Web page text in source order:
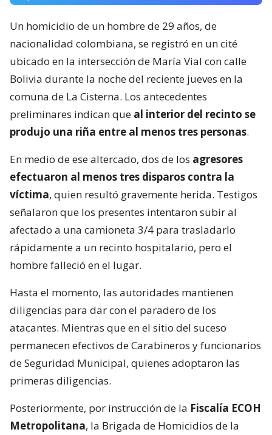
Un homicidio de un hombre de 29 años, de
nacionalidad colombiana, se registró en un cité
ubicado en la intersección de María Vial con calle
Bolivia durante la noche del reciente jueves en la
comuna de La Cisterna. Los antecedentes
preliminares indican que al interior del recinto se
produjo una riña entre al menos tres personas.
En medio de ese altercado, dos de los agresores
efectuaron al menos tres disparos contra la
víctima, quien resultó gravemente herida. Testigos
señalaron que los presentes intentaron subir al
afectado a una camioneta 3/4 para trasladarlo
rápidamente a un recinto hospitalario, pero el
hombre falleció en el lugar.
Hasta el momento, las autoridades mantienen
diligencias para dar con el paradero de los
atacantes. Mientras que en el sitio del suceso
permanecen efectivos de Carabineros y funcionarios
de Seguridad Municipal, quienes adoptaron las
primeras diligencias.
Posteriormente, por instrucción de la Fiscalía ECOH
Metropolitana, la Brigada de Homicidios de la